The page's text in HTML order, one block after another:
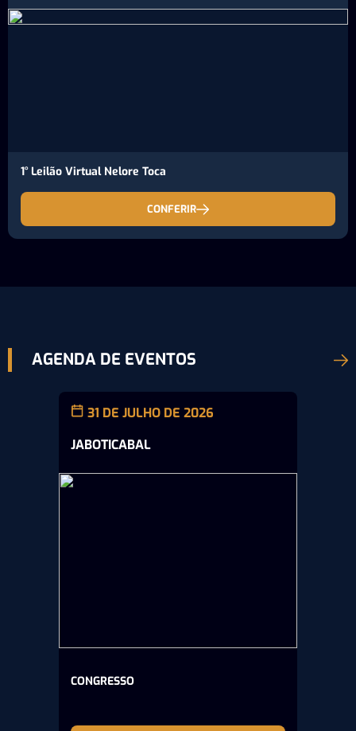
1° Leilão Virtual Nelore Toca
CONFERIR
AGENDA DE EVENTOS
31 DE JULHO DE 2026
JABOTICABAL
CONGRESSO